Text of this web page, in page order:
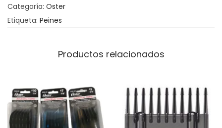
Categoría: Oster
Etiqueta: Peines
Productos relacionados